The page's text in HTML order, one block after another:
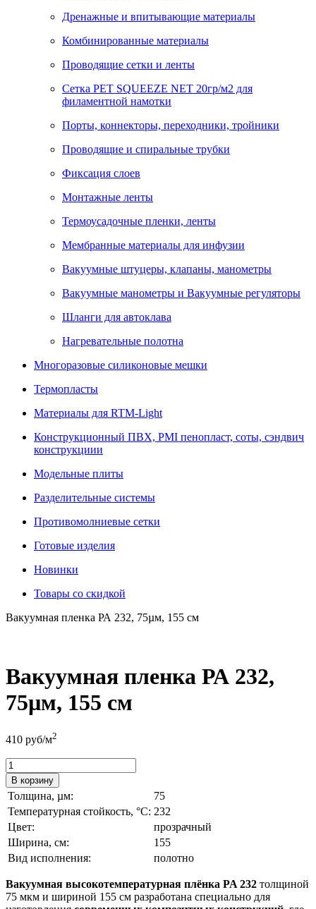
Дренажные и впитывающие материалы
Комбинированные материалы
Проводящие сетки и ленты
Сетка PET SQUEEZE NET 20гр/м2 для
филаментной намотки
Порты, коннекторы, переходники, тройники
Проводящие и спиральные трубки
Фиксация слоев
Монтажные ленты
Термоусадочные пленки, ленты
Мембранные материалы для инфузии
Вакуумные штуцеры, клапаны, манометры
Вакуумные манометры и Вакуумные регуляторы
Шланги для автоклава
Нагревательные полотна
Многоразовые силиконовые мешки
Термопласты
Материалы для RTM-Light
Конструкционный ПВХ, PMI пенопласт, соты, сэндвич
конструкциии
Модельные плиты
Разделительные системы
Противомолниевые сетки
Готовые изделия
Новинки
Товары со скидкой
Вакуумная пленка РА 232, 75µм, 155 см
Вакуумная пленка РА 232,
75µм, 155 см
410 руб/м2
В корзину
Толщина, µм:
75
Температурная стойкость, °C: 232
Цвет:
прозрачный
Ширина, см:
155
Вид исполнения:
полотно
Вакуумная высокотемпературная плёнка PA 232 толщиной
75 мкм и шириной 155 см разработана специально для